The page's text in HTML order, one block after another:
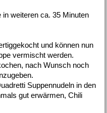
weiteren ca. 35 Minuten
und können nun
vermischt werden.
nach Wunsch noch
Suppennudeln in den
gut erwärmen, Chili